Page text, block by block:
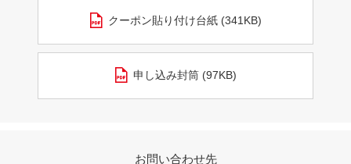
クーポン貼り付け台紙 (341KB)
申し込み封筒 (97KB)
お問い合わせ先